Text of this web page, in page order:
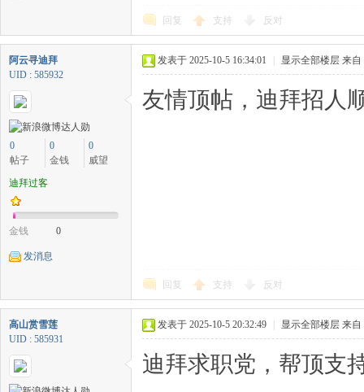
回复 支持 反对
阿云寻迪拜
UID : 585932
0
帖子
0
金钱
0
威望
迪拜过客
金钱 0
发消息
发表于 2025-10-5 16:34:01 显示全部楼层 来自
友情顶帖，迪拜招人
回复 支持 反对
高山赏雪莲
UID : 585931
发表于 2025-10-5 20:32:49 显示全部楼层 来自
迪拜求职党，帮顶支